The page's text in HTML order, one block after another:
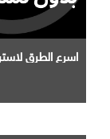
اسرع الطرق